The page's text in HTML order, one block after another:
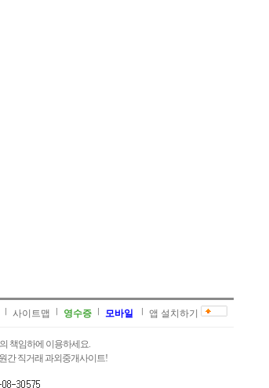
사이트맵 영수증 모바일 앱 설치하기
책임하에 이용하세요.
간 직거래 과외중개사이트!